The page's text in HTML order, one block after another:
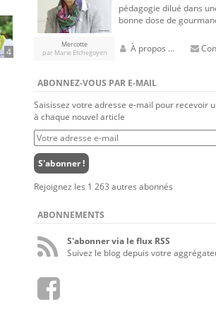
4
pédagogie dilué dans
bonne dose de
Mercotte
par Marie Etchegoyen
À propos ...
ABONNEZ-VOUS PAR E-MAIL
Saisissez votre adresse e-mail pour recevoir
à chaque nouvel article
Votre
adresse
e-
mail
S'abonner !
Rejoignez les 1 263 autres abonnés
ABONNEMENTS
S'abonner via le flux RSS
Suivez le blog depuis votre